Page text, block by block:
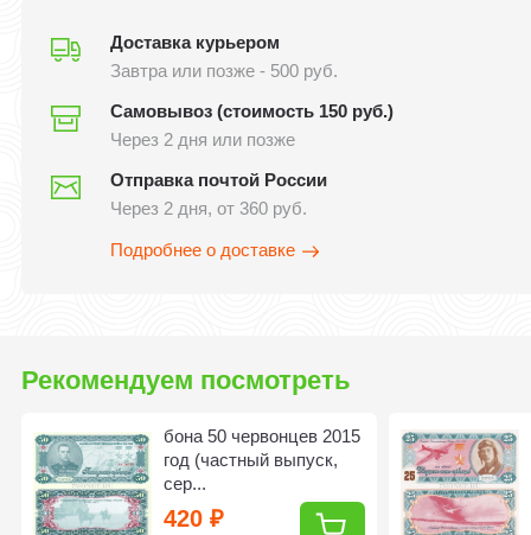
Доставка курьером
Завтра или позже - 500 руб.
Самовывоз (стоимость 150 руб.)
Через 2 дня или позже
Отправка почтой России
Через 2 дня, от 360 руб.
Подробнее о доставке
Рекомендуем посмотреть
бона 50 червонцев 2015
год (частный выпуск,
сер...
420₽